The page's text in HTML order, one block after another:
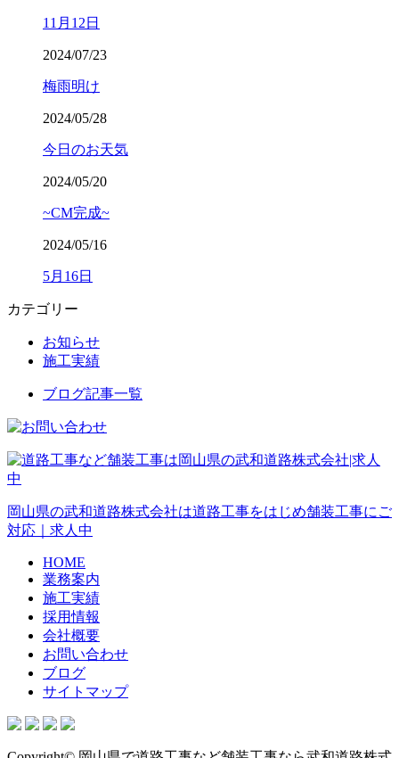
11月12日
2024/07/23
梅雨明け
2024/05/28
今日のお天気
2024/05/20
~CM完成~
2024/05/16
5月16日
カテゴリー
お知らせ
施工実績
ブログ記事一覧
岡山県の武和道路株式会社は道路工事をはじめ舗装工事にご
対応｜求人中
HOME
業務案内
施工実績
採用情報
会社概要
お問い合わせ
ブログ
サイトマップ